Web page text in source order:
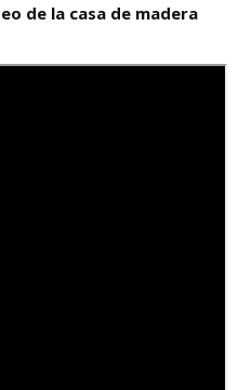
de la casa de madera